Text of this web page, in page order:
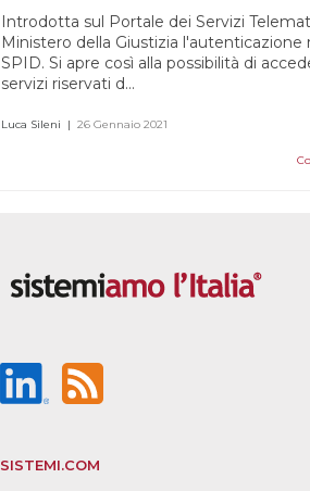
Introdotta sul Portale dei Servizi
Ministero della Giustizia l'autenticazione
SPID. Si apre così alla possibilità di
servizi riservati d...
Luca Sileni | 26 Gennaio 2021
SISTEMI.COM